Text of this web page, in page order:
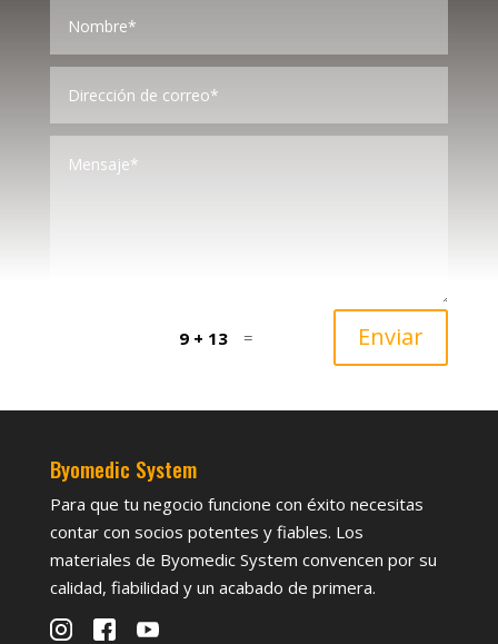
9 + 13 = Enviar
Byomedic System
Para que tu negocio funcione con éxito necesitas
contar con socios potentes y fiables. Los
materiales de Byomedic System convencen por su
calidad, fiabilidad y un acabado de primera.